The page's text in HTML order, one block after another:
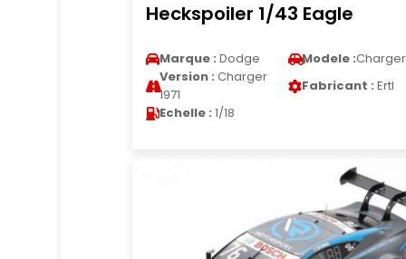
Heckspoiler 1/43 Eagle
Marque : Dodge Modele :Charger
Version : Charger
1971
Fabricant : Ertl
Echelle : 1/18